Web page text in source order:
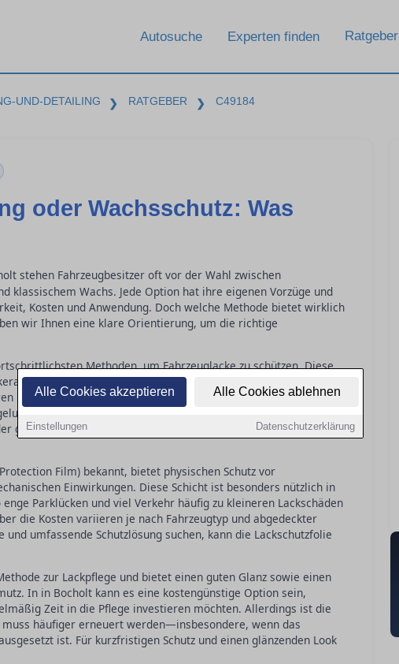
Alle Cookies akzeptieren Alle Cookies ablehnen
Einstellungen Datenschutzerklärung
Autosuche Experten finden Ratgeber
UND-DETAILING ❯ RATGEBER ❯ C49184
oder Wachsschutz: Was
stehen Fahrzeugbesitzer oft vor der Wahl zwischen
klassischem Wachs. Jede Option hat ihre eigenen Vorzüge und
Kosten und Anwendung. Doch welche Methode bietet wirklich
wir Ihnen eine klare Orientierung, um die richtige
Methoden, um Fahrzeuglacke zu schützen. Diese
Schutzschicht, die widerstandsfähig gegen
Regen und Vogelkot ist. In in Bocholt sind solche Bedingungen
hier besonders sinnvoll sein können. Die Anfangskosten
geringere Pflegeaufwand machen sie zu einer attraktiven Wahl
Film) bekannt, bietet physischen Schutz vor
Einwirkungen. Diese Schicht ist besonders nützlich in
Parklücken und viel Verkehr häufig zu kleineren Lackschäden
die Kosten variieren je nach Fahrzeugtyp und abgedeckter
und umfassende Schutzlösung suchen, kann die Lackschutzfolie
zur Lackpflege und bietet einen guten Glanz sowie einen
In in Bocholt kann es eine kostengünstige Option sein,
Zeit in die Pflege investieren möchten. Allerdings ist die
häufiger erneuert werden—insbesondere, wenn das
ist. Für kurzfristigen Schutz und einen glänzenden Look